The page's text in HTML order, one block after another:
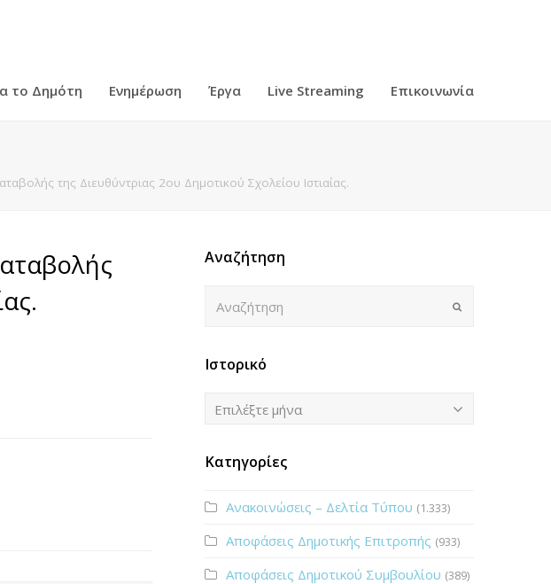
το Δημότη Ενημέρωση Έργα Live Streaming Επικοινωνία
της Διευθύντριας 2ου Δημοτικού Σχολείου Ιστιαίας.
Αναζήτηση
Ιστορικό
Ιστορικό
Επιλέξτε μήνα
Κατηγορίες
Ανακοινώσεις – Δελτία Τύπου (1.333)
Αποφάσεις Δημοτικής Επιτροπής (933)
Αποφάσεις Δημοτικού Συμβουλίου (389)